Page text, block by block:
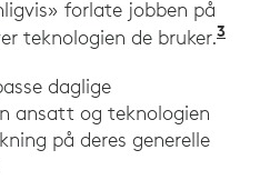
forlate jobben på
teknologien de bruker.3
daglige
ansatt og teknologien
på deres generelle